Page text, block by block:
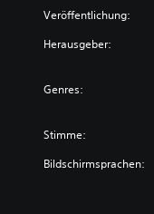
Veröffentlichung:
Herausgeber:
Genres:
Stimme:
Bildschirmsprachen: